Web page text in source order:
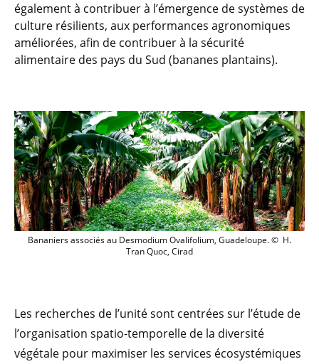
également à contribuer à l’émergence de systèmes de
culture résilients, aux performances agronomiques
améliorées, afin de contribuer à la sécurité
alimentaire des pays du Sud (bananes plantains).
Bananiers associés au Desmodium
Bananiers associés au Desmodium Ovalifolium, Guadeloupe. © H.
Tran Quoc, Cirad
Les recherches de l’unité sont centrées sur l’étude de
l’organisation spatio-temporelle de la diversité
végétale pour maximiser les services écosystémiques